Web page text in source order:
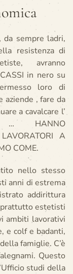
da sempre ladri,
resistenza di
avranno
in nero su
loro di
aziende , fare da
a cavalcare l’
… HANNO
A
COME.
nello stesso
anni di estrema
addirittura
estetisti
ambiti lavorativi
e colf e badanti,
famiglie. C’è
Questo
studi della